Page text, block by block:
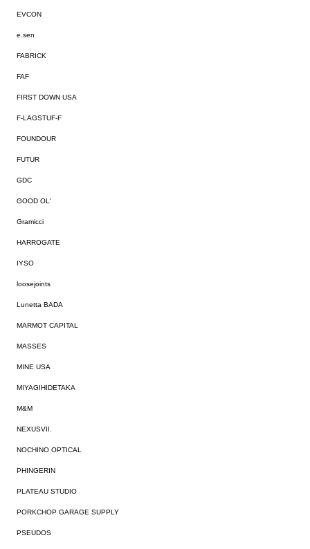
EVCON
e.sen
FABRICK
FAF
FIRST DOWN USA
F-LAGSTUF-F
FOUNDOUR
FUTUR
GDC
GOOD OL'
Gramicci
HARROGATE
IYSO
loosejoints
Lunetta BADA
MARMOT CAPITAL
MASSES
MINE USA
MIYAGIHIDETAKA
M&M
NEXUSVII.
NOCHINO OPTICAL
PHINGERIN
PLATEAU STUDIO
PORKCHOP GARAGE SUPPLY
PSEUDOS